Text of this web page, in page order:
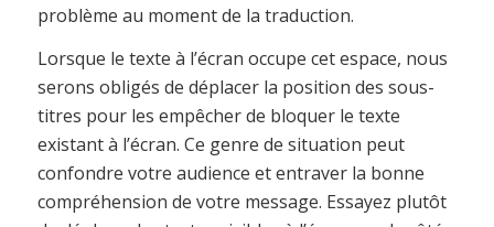
problème au moment de la traduction.
Lorsque le texte à l’écran occupe cet espace, nous
serons obligés de déplacer la position des sous-
titres pour les empêcher de bloquer le texte
existant à l’écran. Ce genre de situation peut
confondre votre audience et entraver la bonne
compréhension de votre message. Essayez plutôt